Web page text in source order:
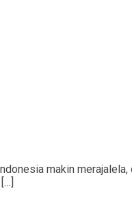
makin